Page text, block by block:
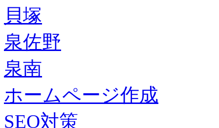
貝塚
泉佐野
泉南
ホームページ作成
SEO対策